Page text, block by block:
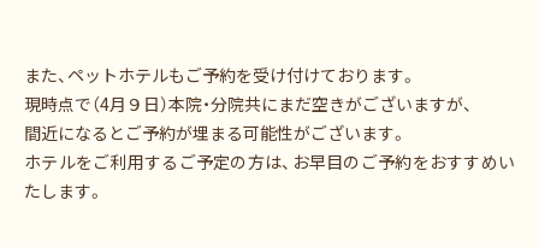
また、ペットホテルもご予約を受け付けております。
現時点で（4月９日）本院・分院共にまだ空きがございますが、
間近になるとご予約が埋まる可能性がございます。
ホテルをご利用するご予定の方は、お早目のご予約をおすすめい
たします。